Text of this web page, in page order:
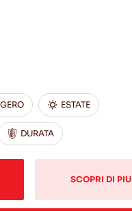
ESTATE
DURATA
SCOPRI DI PIU